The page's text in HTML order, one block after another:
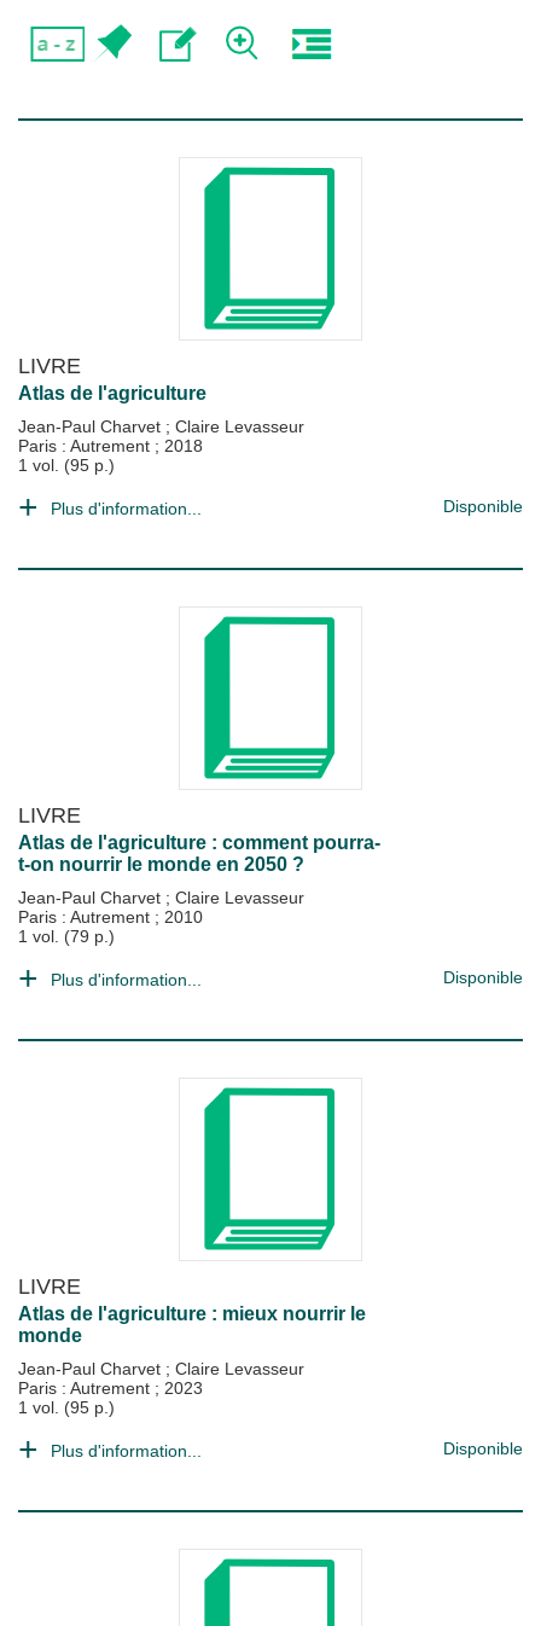
LIVRE
Atlas de l'agriculture
Jean-Paul Charvet ; Claire Levasseur
Paris : Autrement ; 2018
1 vol. (95 p.)
Plus d'information... Disponible
LIVRE
Atlas de l'agriculture : comment pourra-
t-on nourrir le monde en 2050 ?
Jean-Paul Charvet ; Claire Levasseur
Paris : Autrement ; 2010
1 vol. (79 p.)
Plus d'information... Disponible
LIVRE
Atlas de l'agriculture : mieux nourrir le
monde
Jean-Paul Charvet ; Claire Levasseur
Paris : Autrement ; 2023
1 vol. (95 p.)
Plus d'information... Disponible